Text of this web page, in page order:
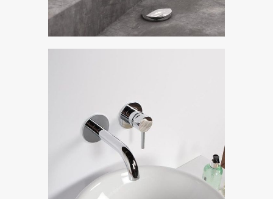
Steinberg 100
Показать коллекцию